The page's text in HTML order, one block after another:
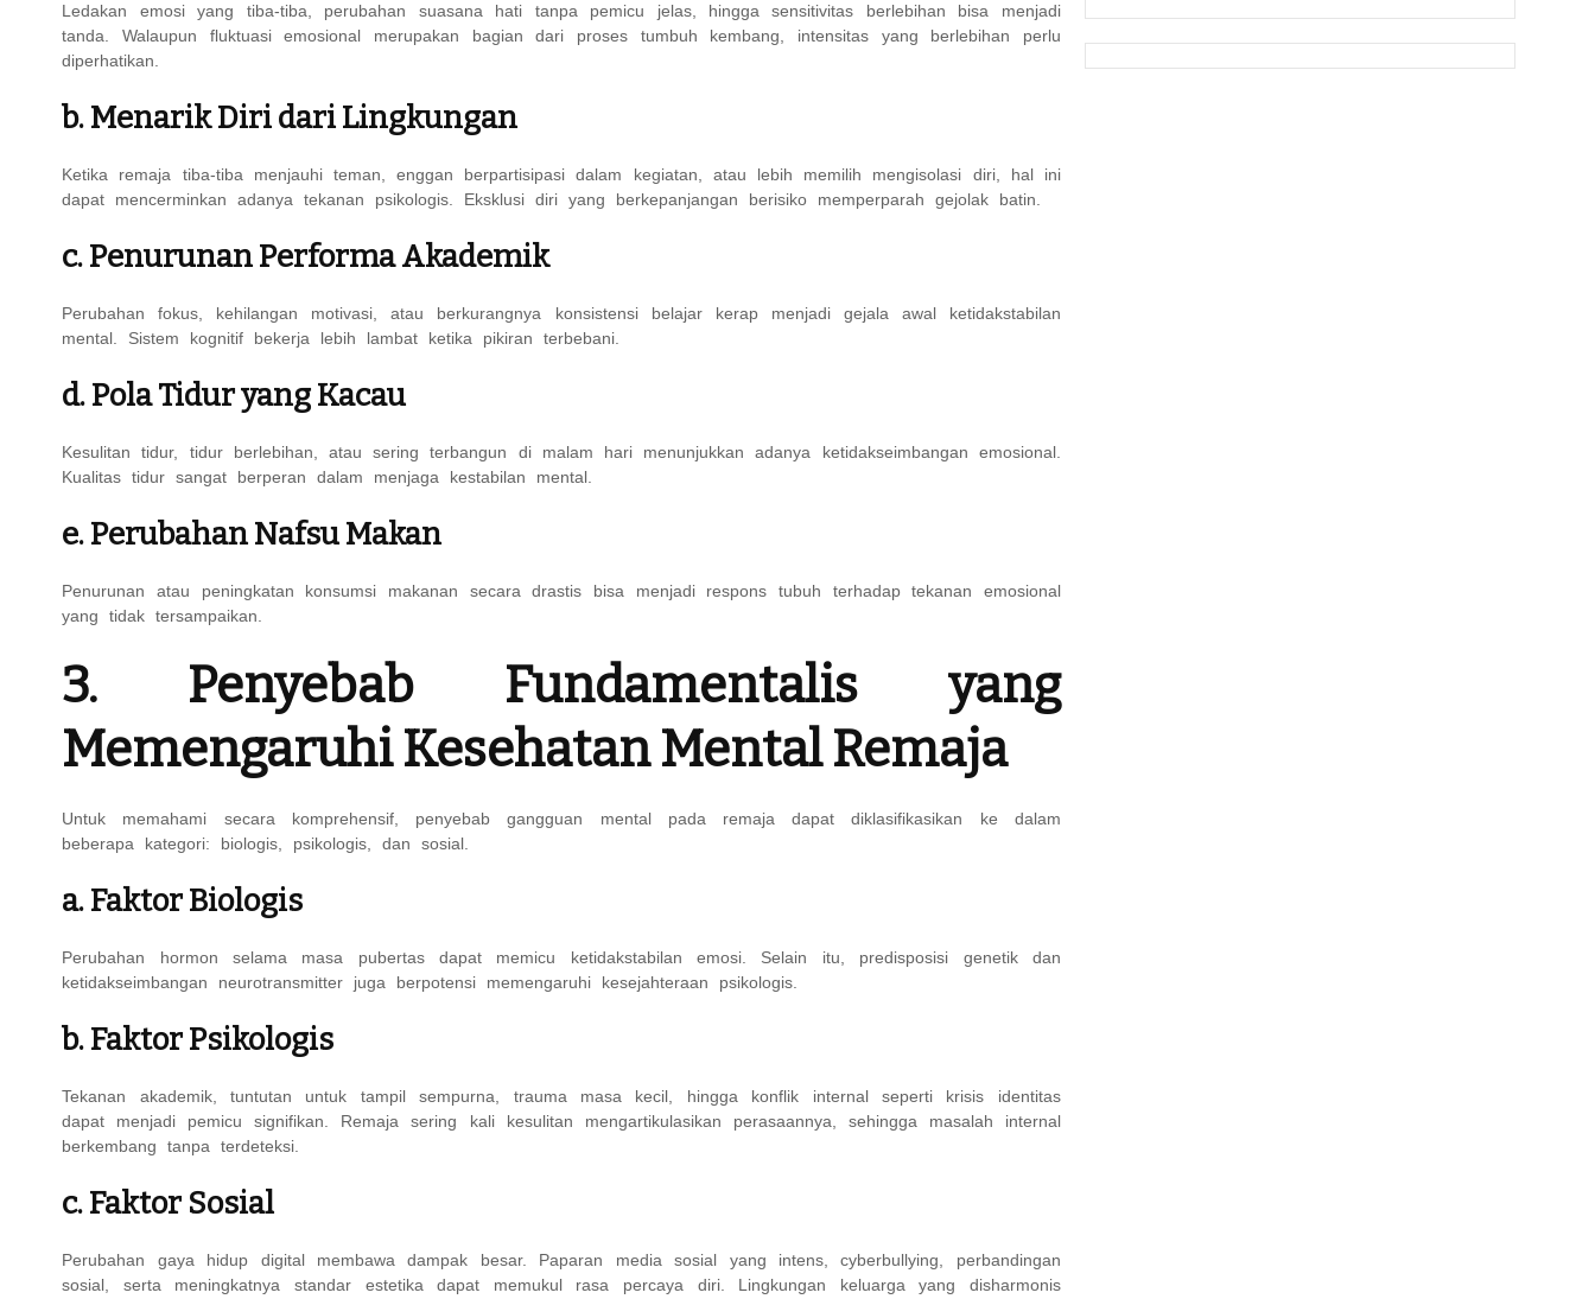
Ledakan emosi yang tiba-tiba, perubahan suasana hati tanpa pemicu jelas, hingga sensitivitas berlebihan bisa menjadi
tanda. Walaupun fluktuasi emosional merupakan bagian dari proses tumbuh kembang, intensitas yang berlebihan perlu
diperhatikan.
b. Menarik Diri dari Lingkungan
Ketika remaja tiba-tiba menjauhi teman, enggan berpartisipasi dalam kegiatan, atau lebih memilih mengisolasi diri, hal ini
dapat mencerminkan adanya tekanan psikologis. Eksklusi diri yang berkepanjangan berisiko memperparah gejolak batin.
c. Penurunan Performa Akademik
Perubahan fokus, kehilangan motivasi, atau berkurangnya konsistensi belajar kerap menjadi gejala awal ketidakstabilan
mental. Sistem kognitif bekerja lebih lambat ketika pikiran terbebani.
d. Pola Tidur yang Kacau
Kesulitan tidur, tidur berlebihan, atau sering terbangun di malam hari menunjukkan adanya ketidakseimbangan emosional.
Kualitas tidur sangat berperan dalam menjaga kestabilan mental.
e. Perubahan Nafsu Makan
Penurunan atau peningkatan konsumsi makanan secara drastis bisa menjadi respons tubuh terhadap tekanan emosional
yang tidak tersampaikan.
3. Penyebab Fundamentalis yang
Memengaruhi Kesehatan Mental Remaja
Untuk memahami secara komprehensif, penyebab gangguan mental pada remaja dapat diklasifikasikan ke dalam
beberapa kategori: biologis, psikologis, dan sosial.
a. Faktor Biologis
Perubahan hormon selama masa pubertas dapat memicu ketidakstabilan emosi. Selain itu, predisposisi genetik dan
ketidakseimbangan neurotransmitter juga berpotensi memengaruhi kesejahteraan psikologis.
b. Faktor Psikologis
Tekanan akademik, tuntutan untuk tampil sempurna, trauma masa kecil, hingga konflik internal seperti krisis identitas
dapat menjadi pemicu signifikan. Remaja sering kali kesulitan mengartikulasikan perasaannya, sehingga masalah internal
berkembang tanpa terdeteksi.
c. Faktor Sosial
Perubahan gaya hidup digital membawa dampak besar. Paparan media sosial yang intens, cyberbullying, perbandingan
sosial, serta meningkatnya standar estetika dapat memukul rasa percaya diri. Lingkungan keluarga yang disharmonis